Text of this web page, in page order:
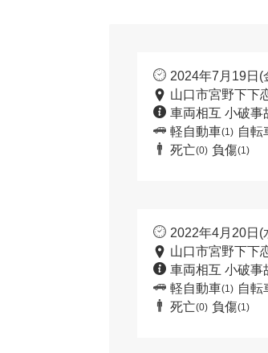
2024年7月19日(
山口市宮野下下
車両相互 小破事
軽自動車(1) 自転
死亡(0) 負傷(1)
2022年4月20日(
山口市宮野下下
車両相互 小破事
軽自動車(1) 自転
死亡(0) 負傷(1)